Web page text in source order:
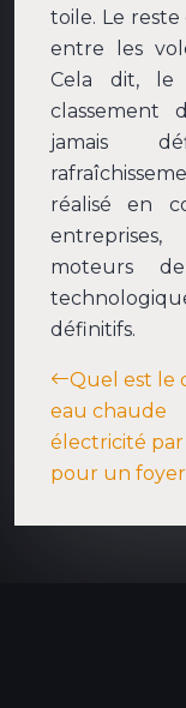
toile. Le
entre les
Cela dit, le
classement
jamais
réalisé en
moteurs
définitifs.
Quel est le
eau chaude
électricité par
pour un foyer